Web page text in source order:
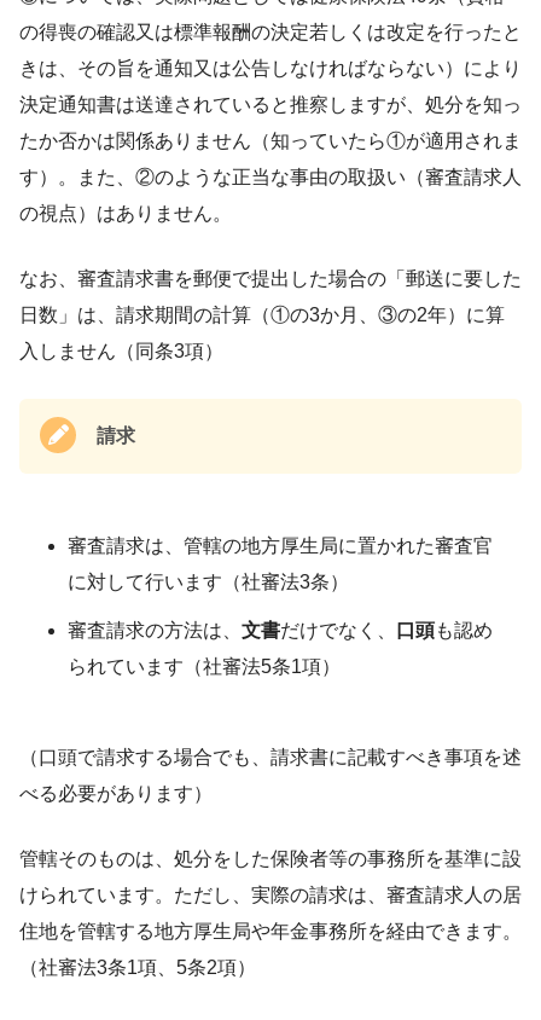
の得喪の確認又は標準報酬の決定若しくは改定を行ったと
きは、その旨を通知又は公告しなければならない）により
決定通知書は送達されていると推察しますが、処分を知っ
たか否かは関係ありません（知っていたら①が適用されま
す）。また、②のような正当な事由の取扱い（審査請求人
の視点）はありません。
なお、審査請求書を郵便で提出した場合の「郵送に要した
日数」は、請求期間の計算（①の3か月、③の2年）に算
入しません（同条3項）
請求
審査請求は、管轄の地方厚生局に置かれた審査官
に対して行います（社審法3条）
審査請求の方法は、 文書だけでなく、 口頭も認め
られています（社審法5条1項）
（口頭で請求する場合でも、請求書に記載すべき事項を述
べる必要があります）
管轄そのものは、処分をした保険者等の事務所を基準に設
けられています。ただし、実際の請求は、審査請求人の居
住地を管轄する地方厚生局や年金事務所を経由できます。
（社審法3条1項、5条2項）